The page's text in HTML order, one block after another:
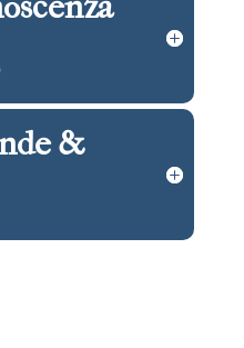
&